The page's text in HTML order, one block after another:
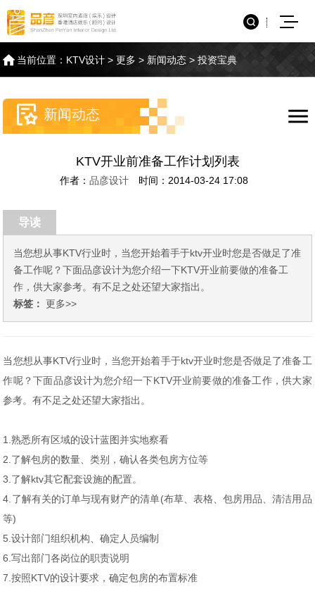
当前位置： KTV设计 >更多 > 新闻动态 >投资宝典
新闻动态
KTV开业前准备工作计划列表
作者： 品彦设计 时间：2014-03-24 17:08
导读
当您想从事KTV行业时，当您开始着手于ktv开业时您是否做足了准
备工作呢？下面品彦设计为您介绍一下KTV开业前要做的准备工
作，供大家参考。有不足之处还望大家指出。
标签： 更多>>
当您想从事KTV行业时，当您开始着手于ktv开业时您是否做足了准备工
作呢？下面品彦设计为您介绍一下KTV开业前要做的准备工作，供大家
参考。有不足之处还望大家指出。
1.熟悉所有区域的设计蓝图并实地察看
2.了解包房的数量、类别，确认各类包房方位等
3.了解ktv其它配套设施的配置。
4.了解有关的订单与现有财产的清单(布草、表格、包房用品、清洁用品
等)
5.设计部门组织机构、确定人员编制
6.写出部门各岗位的职责说明
7.按照KTV的设计要求，确定包房的布置标准